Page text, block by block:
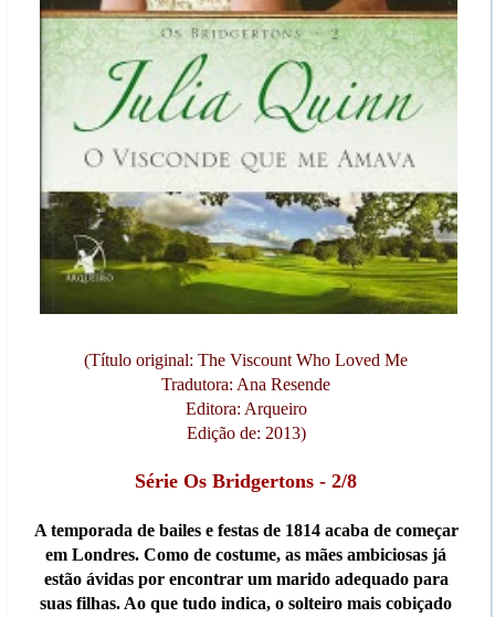
(Título original: The Viscount Who Loved Me
Tradutora: Ana Resende
Editora: Arqueiro
Edição de: 2013)
Série Os Bridgertons - 2/8
A temporada de bailes e festas de 1814 acaba de começar
em Londres. Como de costume, as mães ambiciosas já
estão ávidas por encontrar um marido adequado para
suas filhas. Ao que tudo indica, o solteiro mais cobiçado